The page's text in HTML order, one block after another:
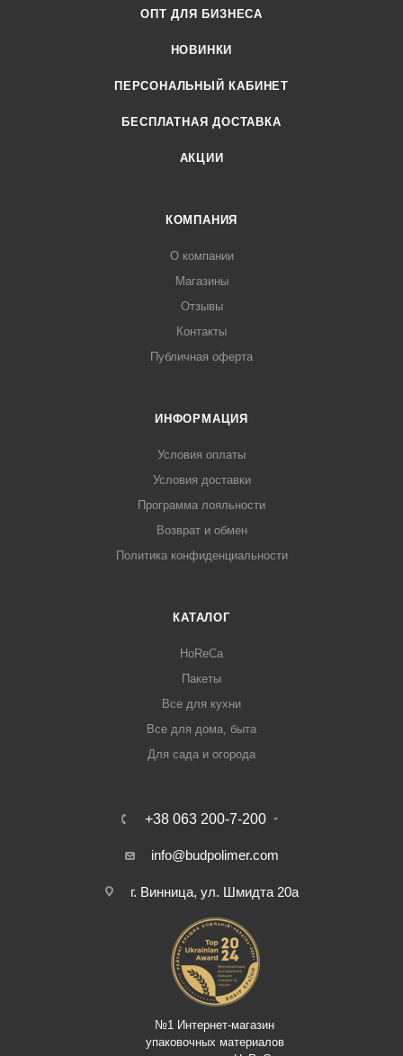
ОПТ ДЛЯ БИЗНЕСА
НОВИНКИ
ПЕРСОНАЛЬНЫЙ КАБИНЕТ
БЕСПЛАТНАЯ ДОСТАВКА
АКЦИИ
КОМПАНИЯ
О компании
Магазины
Отзывы
Контакты
Публичная оферта
ИНФОРМАЦИЯ
Условия оплаты
Условия доставки
Программа лояльности
Возврат и обмен
Политика конфиденциальности
КАТАЛОГ
HoReCa
Пакеты
Все для кухни
Все для дома, быта
Для сада и огорода
+38 063 200-7-200
info@budpolimer.com
г. Винница, ул. Шмидта 20а
№1 Интернет-магазин
упаковочных материалов